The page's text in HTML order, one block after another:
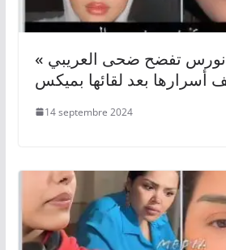
« تيكتوكر نورس تفضح ضحى العريبي
14 septembre 2024